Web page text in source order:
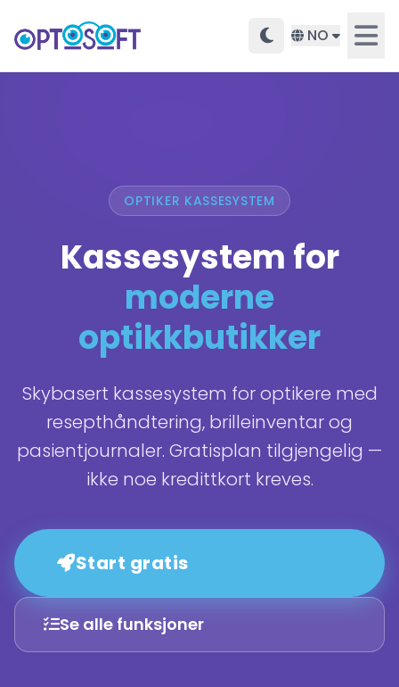
NO
OPTIKER KASSESYSTEM
Kassesystem for
moderne
optikkbutikker
Skybasert kassesystem for optikere med
resepthåndtering, brilleinventar og
pasientjournaler. Gratisplan tilgjengelig —
ikke noe kredittkort kreves.
Start gratis
Se alle funksjoner